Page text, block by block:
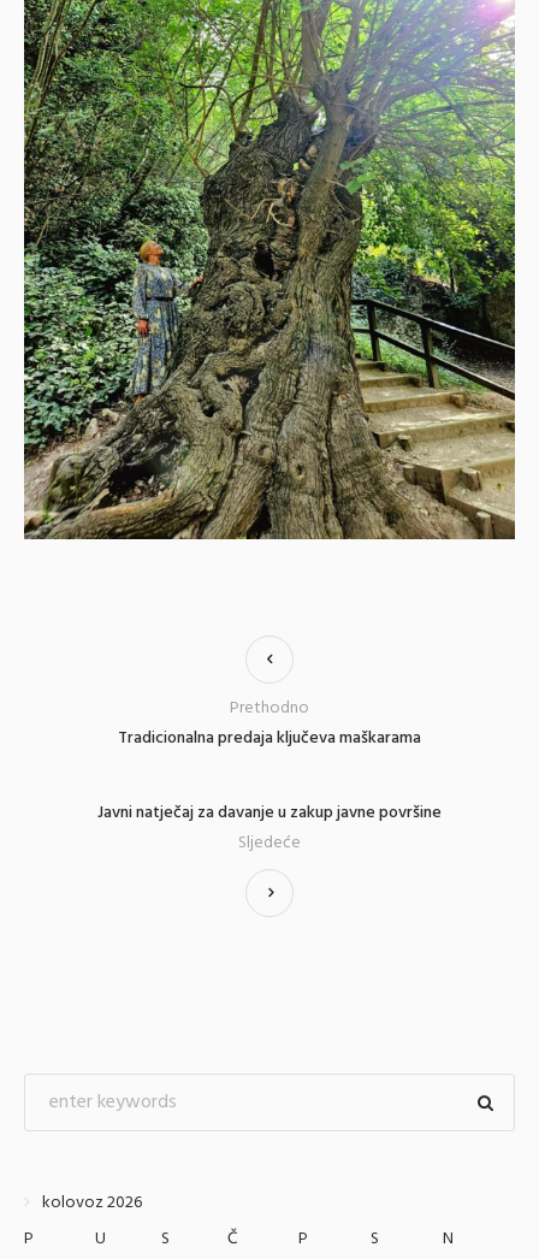
Tradicionalna predaja ključeva maškarama
Prethodno
Javni natječaj za davanje u zakup javne površine
Sljedeće
kolovoz 2026
P
U S Č P S
N